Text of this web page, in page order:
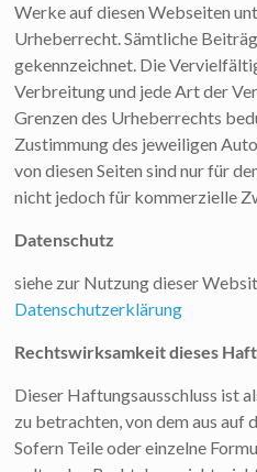
Werke auf diesen Webseiten
Urheberrecht. Sämtliche
gekennzeichnet. Die
Verbreitung und jede Art der
Grenzen des Urheberrechts
Zustimmung des jeweiligen
von diesen Seiten sind nur für
nicht jedoch für kommerzielle
Datenschutz
siehe zur Nutzung dieser
Datenschutzerklärung
Rechtswirksamkeit dieses
Dieser Haftungsausschluss ist
zu betrachten, von dem aus auf
Sofern Teile oder einzelne